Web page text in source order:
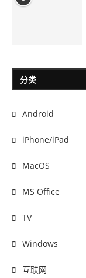
分类
Android
iPhone/iPad
MacOS
MS Office
TV
Windows
互联网